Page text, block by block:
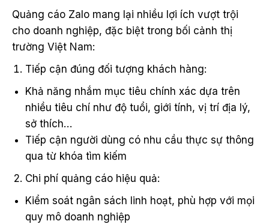
Quảng cáo Zalo mang lại nhiều lợi ích vượt trội
cho doanh nghiệp, đặc biệt trong bối cảnh thị
trường Việt Nam:
Tiếp cận đúng đối tượng khách hàng:
Khả năng nhắm mục tiêu chính xác dựa trên
nhiều tiêu chí như độ tuổi, giới tính, vị trí địa lý,
sở thích…
Tiếp cận người dùng có nhu cầu thực sự thông
qua từ khóa tìm kiếm
Chi phí quảng cáo hiệu quả:
Kiểm soát ngân sách linh hoạt, phù hợp với mọi
quy mô doanh nghiệp